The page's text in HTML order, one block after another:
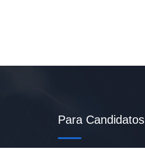
Para Candidatos